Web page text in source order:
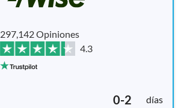
297,142 Opiniones
4.3
0-2 días